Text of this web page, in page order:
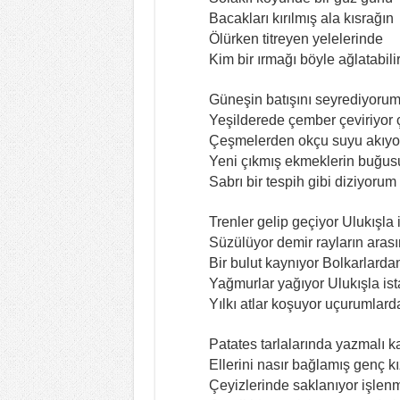
Bacakları kırılmış ala kısrağın
Ölürken titreyen yelelerinde
Kim bir ırmağı böyle ağlatabilir
Güneşin batışını
Yeşilderede çember çeviriyor
Çeşmelerden okçu suyu
Yeni çıkmış ekmeklerin
Sabrı bir tespih gibi
Trenler gelip geçiyor Ulukışla
Süzülüyor demir rayların
Bir bulut kaynıyor
Yağmurlar yağıyor Ulukışla
Yılkı atlar koşuyor
Patates tarlalarında yazmalı
Ellerini nasır bağlamış genç
Çeyizlerinde saklanıyor